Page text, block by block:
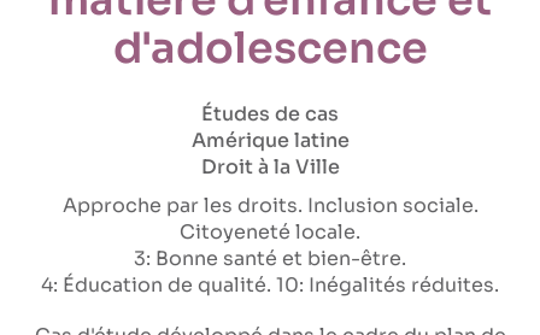
d'adolescence
Études de cas
Amérique latine
Droit à la Ville
Approche par les droits Inclusion sociale
Citoyeneté locale
3: Bonne santé et bien-être
4: Éducation de qualité 10: Inégalités réduites